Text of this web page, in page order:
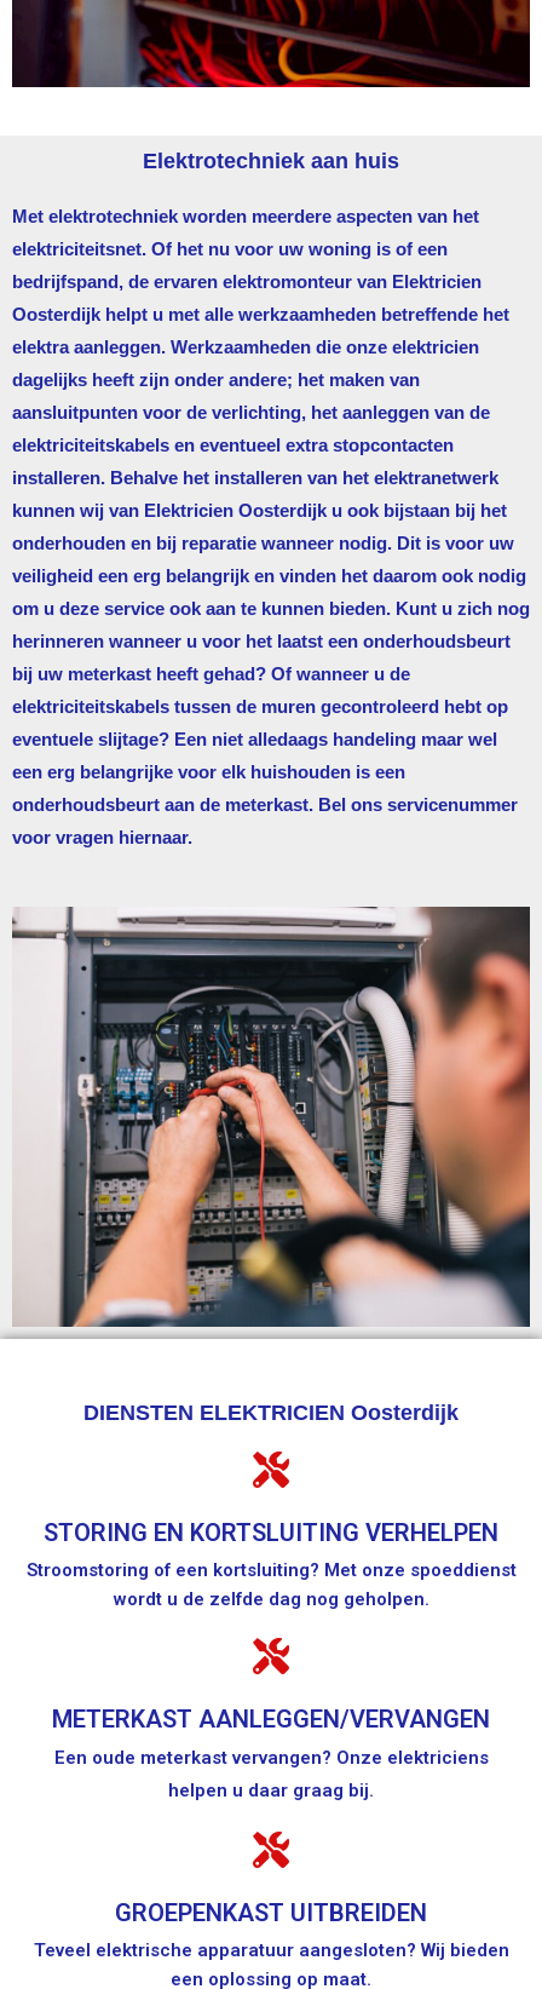
Elektrotechniek aan huis
Met elektrotechniek worden meerdere aspecten van het
elektriciteitsnet. Of het nu voor uw woning is of een
bedrijfspand, de ervaren elektromonteur van Elektricien
Oosterdijk helpt u met alle werkzaamheden betreffende het
elektra aanleggen. Werkzaamheden die onze elektricien
dagelijks heeft zijn onder andere; het maken van
aansluitpunten voor de verlichting, het aanleggen van de
elektriciteitskabels en eventueel extra stopcontacten
installeren. Behalve het installeren van het elektranetwerk
kunnen wij van Elektricien Oosterdijk u ook bijstaan bij het
onderhouden en bij reparatie wanneer nodig. Dit is voor uw
veiligheid een erg belangrijk en vinden het daarom ook nodig
om u deze service ook aan te kunnen bieden. Kunt u zich nog
herinneren wanneer u voor het laatst een onderhoudsbeurt
bij uw meterkast heeft gehad? Of wanneer u de
elektriciteitskabels tussen de muren gecontroleerd hebt op
eventuele slijtage? Een niet alledaags handeling maar wel
een erg belangrijke voor elk huishouden is een
onderhoudsbeurt aan de meterkast. Bel ons servicenummer
voor vragen hiernaar.
DIENSTEN ELEKTRICIEN Oosterdijk
STORING EN KORTSLUITING VERHELPEN
Stroomstoring of een kortsluiting? Met onze spoeddienst
wordt u de zelfde dag nog geholpen.
METERKAST AANLEGGEN/VERVANGEN
Een oude meterkast vervangen? Onze elektriciens
helpen u daar graag bij.
GROEPENKAST UITBREIDEN
Teveel elektrische apparatuur aangesloten? Wij bieden
een oplossing op maat.